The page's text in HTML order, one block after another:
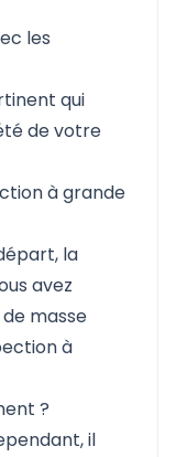
les
qui
de votre
à grande
la
avez
masse
à
?
il